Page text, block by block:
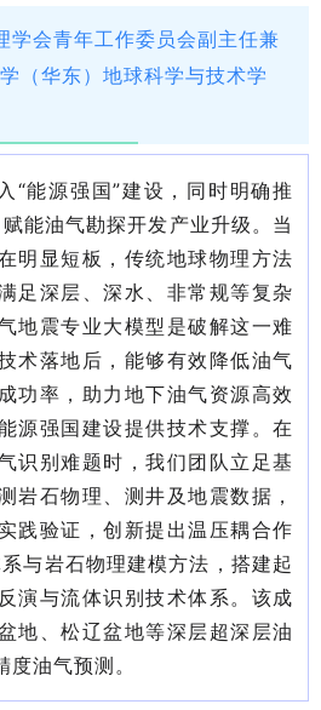
学会青年工作委员会副主任兼
（华东）地球科学与技术学
“能源强国”建设，同时明确推
能油气勘探开发产业升级。当
明显短板，传统地球物理方法
足深层、深水、非常规等复杂
地震专业大模型是破解这一难
术落地后，能够有效降低油气
功率，助力地下油气资源高效
源强国建设提供技术支撑。在
识别难题时，我们团队立足基
岩石物理、测井及地震数据，
践验证，创新提出温压耦合作
与岩石物理建模方法，搭建起
演与流体识别技术体系。该成
地、松辽盆地等深层超深层油
油气预测。